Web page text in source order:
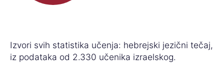
Izvori svih statistika učenja: hebrejski jezični tečaj,
iz podataka od 2.330 učenika izraelskog.